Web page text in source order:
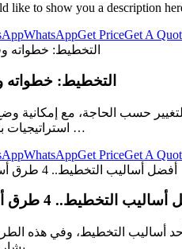
like to show you a description
WhatsAppGet PriceGet A
التخطيط: خطواته
استراتيجيات بديلة، يتم …
WhatsAppGet PriceGet A
التخطيط.. 4 طرق أساسية